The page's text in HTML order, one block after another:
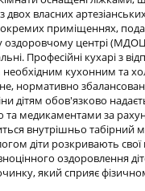
власних
окремих приміщеннях,
центрі
Професійні кухарі з
необхідним кухонним та
нормативно
дітям обов'язково
медикаментами за
внутрішньо табірний
діти розкривають
оздоровлення
який сприяє